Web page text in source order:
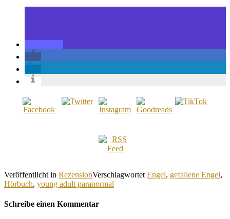
Veröffentlicht in RezensionVerschlagwortet Engel, gefallene Engel,
Hörbuch, young adult paranormal
Schreibe einen Kommentar